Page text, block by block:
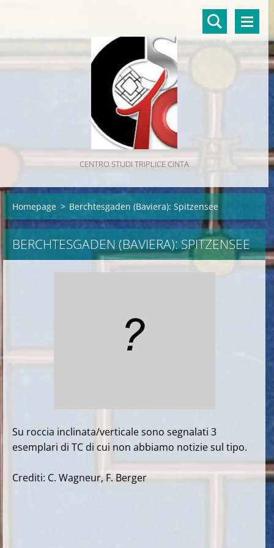
CENTRO STUDI TRIPLICE CINTA
Homepage > Berchtesgaden (Baviera): Spitzensee
BERCHTESGADEN (BAVIERA): SPITZENSEE
Su roccia inclinata/verticale sono segnalati 3
esemplari di TC di cui non abbiamo notizie sul tipo.
Crediti: C. Wagneur, F. Berger